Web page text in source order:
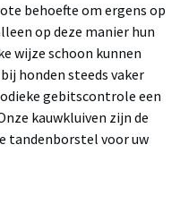
behoefte om ergens op
op deze manier hun
wijze schoon kunnen
honden steeds vaker
gebitscontrole een
kauwkluiven zijn de
tandenborstel voor uw